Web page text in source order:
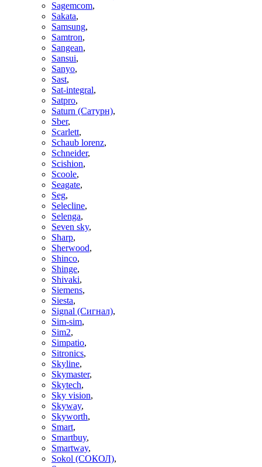
Sagemcom,
Sakata,
Samsung,
Samtron,
Sangean,
Sansui,
Sanyo,
Sast,
Sat-integral,
Satpro,
Saturn (Сатурн),
Sber,
Scarlett,
Schaub lorenz,
Schneider,
Scishion,
Scoole,
Seagate,
Seg,
Selecline,
Selenga,
Seven sky,
Sharp,
Sherwood,
Shinco,
Shinge,
Shivaki,
Siemens,
Siesta,
Signal (Сигнал),
Sim-sim,
Sim2,
Simpatio,
Sitronics,
Skyline,
Skymaster,
Skytech,
Sky vision,
Skyway,
Skyworth,
Smart,
Smartbuy,
Smartway,
Sokol (СОКОЛ),